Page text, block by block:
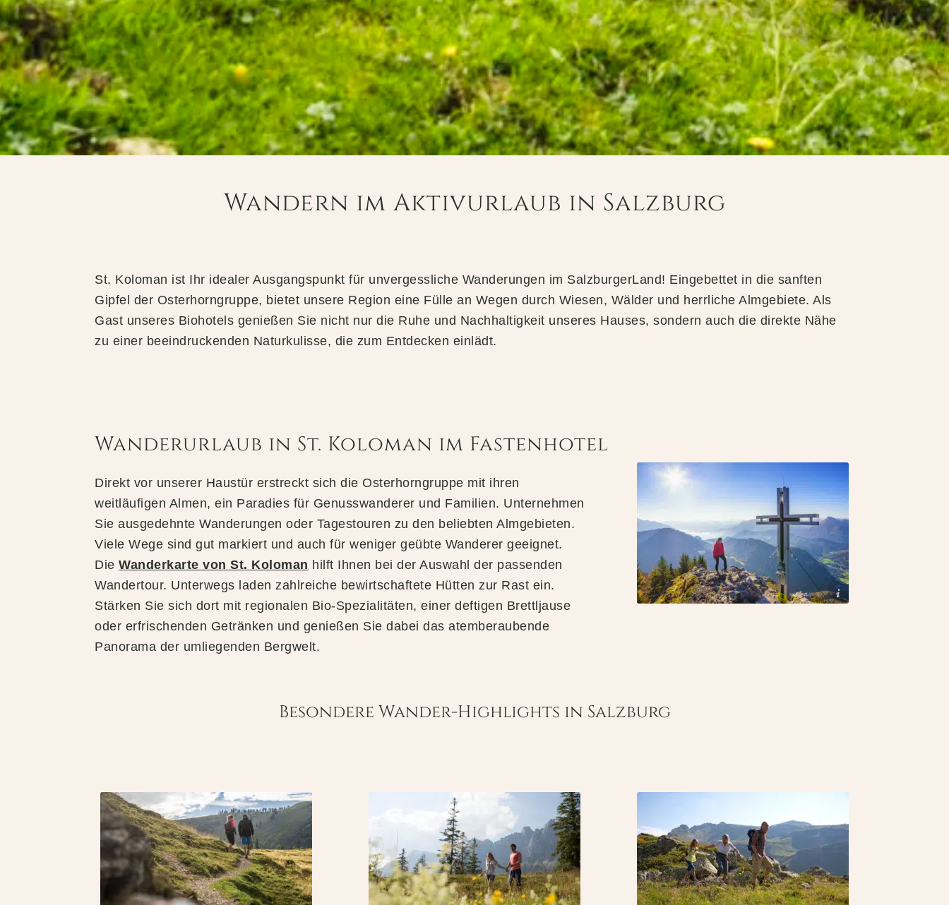
Wandern im Aktivurlaub in Salzburg
St. Koloman ist Ihr idealer Ausgangspunkt für unvergessliche Wanderungen im SalzburgerLand! Eingebettet in die sanften
Gipfel der Osterhorngruppe, bietet unsere Region eine Fülle an Wegen durch Wiesen, Wälder und herrliche Almgebiete. Als
Gast unseres Biohotels genießen Sie nicht nur die Ruhe und Nachhaltigkeit unseres Hauses, sondern auch die direkte Nähe
zu einer beeindruckenden Naturkulisse, die zum Entdecken einlädt.
Wanderurlaub in St. Koloman im Fastenhotel
Direkt vor unserer Haustür erstreckt sich die Osterhorngruppe mit ihren
weitläufigen Almen, ein Paradies für Genusswanderer und Familien. Unternehmen
Sie ausgedehnte Wanderungen oder Tagestouren zu den beliebten Almgebieten.
Viele Wege sind gut markiert und auch für weniger geübte Wanderer geeignet.
DieWanderkarte von St. Koloman hilft Ihnen bei der Auswahl der passenden
Wandertour. Unterwegs laden zahlreiche bewirtschaftete Hütten zur Rast ein.
Stärken Sie sich dort mit regionalen Bio-Spezialitäten, einer deftigen Brettljause
oder erfrischenden Getränken und genießen Sie dabei das atemberaubende
Panorama der umliegenden Bergwelt.
© SalzburgerLand Tourismus
Besondere Wander-Highlights in Salzburg